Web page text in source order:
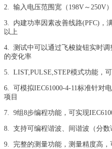
2. 输入电压范围宽（198V～250V）
3.
内建功率因素改善线路(PFC)，
以上
4. 测试中可以通过飞梭旋钮实时
的变化率
5. LIST,PULSE,STEP模式功能，
6. 可模拟IEC61000-4-11标准针对
项目
7. 9组8步编程功能，可实现
8. 支持可编程谐波、间谐波（分数
9. 完整的测量功能，测量精度高